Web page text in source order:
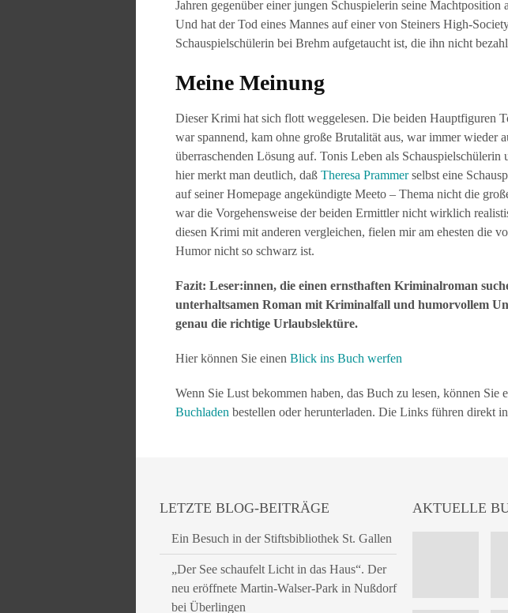
Jahren gegenüber einer jungen Schuspielerin seine
Und hat der Tod eines Mannes auf einer von Steiners High-
Schauspielschülerin bei Brehm aufgetaucht ist, die ihn nicht
Meine Meinung
Dieser Krimi hat sich flott weggelesen. Die beiden Hauptfiguren
war spannend, kam ohne große Brutalität aus, war immer wieder
überraschenden Lösung auf. Tonis Leben als
hier merkt man deutlich, daß Theresa Prammerselbst eine
auf seiner Homepage angekündigte Meeto – Thema nicht die
war die Vorgehensweise der beiden Ermittler nicht wirklich
diesen Krimi mit anderen vergleichen, fielen mir am ehesten die
Humor nicht so schwarz ist.
Fazit: Leser:innen, die einen ernsthaften Kriminalroman
unterhaltsamen Roman mit Kriminalfall und humorvollem
genau die richtige Urlaubslektüre.
Hier können Sie einen Blick ins Buch werfen
Wenn Sie Lust bekommen haben, das Buch zu lesen, können Sie
Buchladen bestellen oder herunterladen. Die Links führen direkt
LETZTE BLOG-BEITRÄGE
Ein Besuch in der Stiftsbibliothek St. Gallen
„Der See schaufelt Licht in das Haus“. Der
neu eröffnete Martin-Walser-Park in Nußdorf
bei Überlingen
AKTUELLE